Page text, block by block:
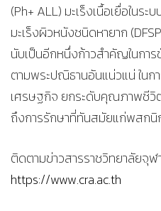
(Ph+ ALL) มะเร็งเนื้อเยื่อในระ
มะเร็งผิวหนังชนิดหายาก
นับเป็นอีกหนึ่งก้าวสำคัญในกา
ตามพระปณิธานอันแน่วแน่ ใน
เศรษฐกิจ ยกระดับคุณภาพชีวิต
ถึงการรักษาที่ทันสมัยแก่พสกนิ
ติดตามข่าวสารราชวิทยาลัยจุ
https://www.cra.ac.th